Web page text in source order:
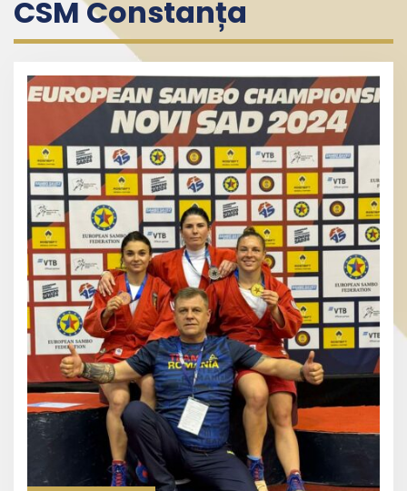
CSM Constanța